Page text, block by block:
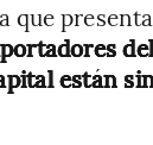
que
están